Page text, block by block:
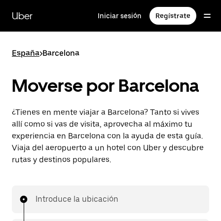
contenido
principal
Uber Iniciar sesión Regístrate
España>Barcelona
Moverse por Barcelona
¿Tienes en mente viajar a Barcelona? Tanto si vives
allí como si vas de visita, aprovecha al máximo tu
experiencia en Barcelona con la ayuda de esta guía.
Viaja del aeropuerto a un hotel con Uber y descubre
rutas y destinos populares.
Introduce la ubicación